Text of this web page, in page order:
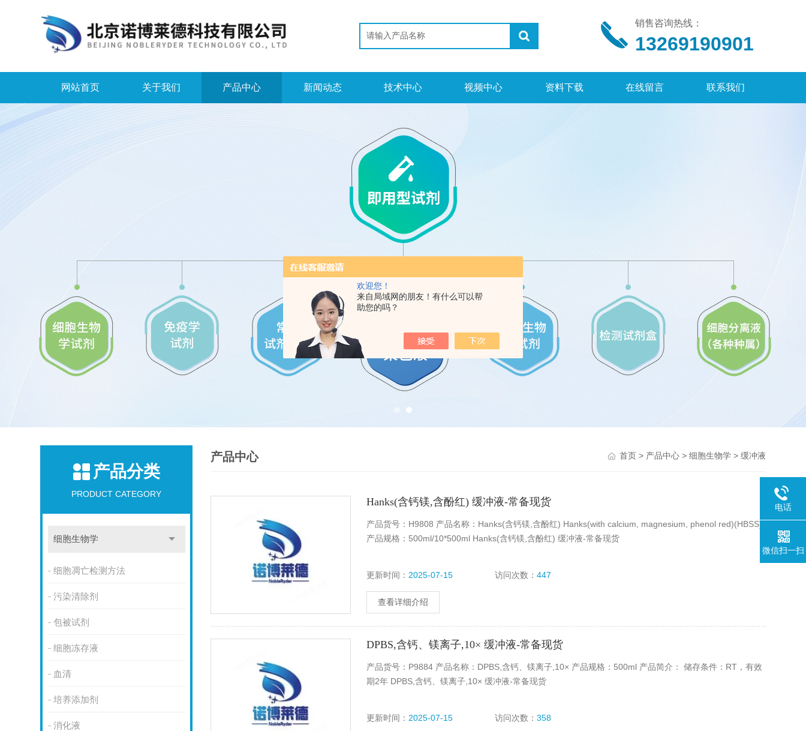
欢迎您！
来自局域网的朋友！有什么可以帮
助您的吗？
销售咨询热线：
13269190901
网站首页 关于我们 产品中心 新闻动态 技术中心 视频中心 资料下载 在线留言 联系我们
产品分类
PRODUCT CATEGORY
细胞生物学
细胞凋亡检测方法
污染清除剂
包被试剂
细胞冻存液
血清
培养添加剂
消化液
产品中心 首页> 产品中心> 细胞生物学> 缓冲液
Hanks(含钙镁,含酚红) 缓冲液-常备现货
产品货号：H9808 产品名称：Hanks(含钙镁,含酚红) Hanks(with calcium, magnesium, phenol red)(HBSS)
产品规格：500ml/10*500ml Hanks(含钙镁,含酚红) 缓冲液-常备现货
更新时间： 2025-07-15 访问次数：447
查看详细介绍
DPBS,含钙、镁离子,10× 缓冲液-常备现货
产品货号：P9884 产品名称：DPBS,含钙、镁离子,10× 产品规格：500ml 产品简介： 储存条件：RT，有效
期2年 DPBS,含钙、镁离子,10× 缓冲液-常备现货
更新时间： 2025-07-15 访问次数：358
电话
微信扫一扫